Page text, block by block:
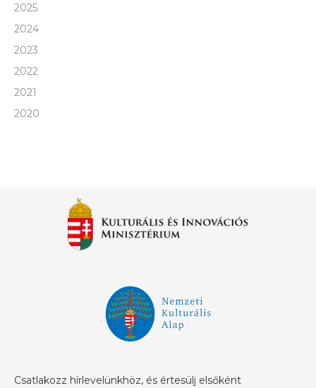
2025
2024
2023
2022
2021
2020
Csatlakozz hírlevelünkhöz, és értesülj elsőként